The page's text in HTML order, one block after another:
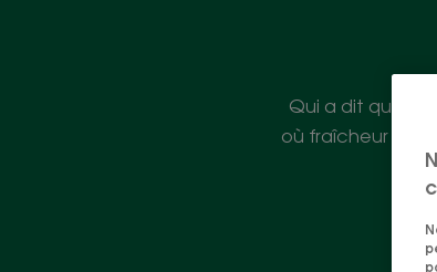
Qui a dit qu'il
où fraîcheur et